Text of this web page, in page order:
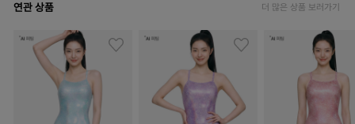
연관 상품 더 많은 상품 보러가기